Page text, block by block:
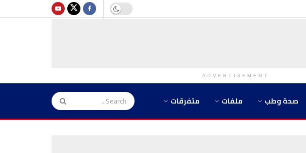
ADVERTISEMENT
صحة وطب ملفات متفرقات